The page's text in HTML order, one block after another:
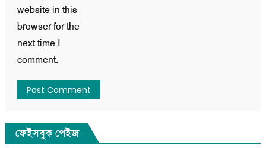
website in this
browser for the
next time I
comment.
ফেইসবুক পেইজ